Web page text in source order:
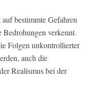
bestimmte Gefahren
Bedrohungen verkennt.
Folgen unkontrollierter
auch die
Realismus bei der